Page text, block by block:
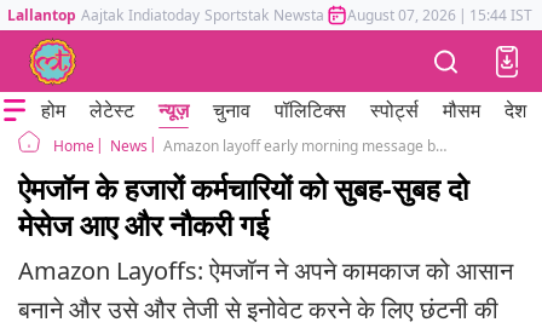
Lallantop Aajtak Indiatoday Sportstak Newstak Mumbai Tak Astrotak
August 07, 2026 | 15:44 IST
होम लेटेस्ट न्यूज़ चुनाव पॉलिटिक्स स्पोर्ट्स मौसम देश
Home News Amazon layoff early morning message before heading to the office fired 14000 employees
ऐमजॉन के हजारों कर्मचारियों को सुबह-सुबह दो
मेसेज आए और नौकरी गई
Amazon Layoffs: ऐमजॉन ने अपने कामकाज को आसान
बनाने और उसे और तेजी से इनोवेट करने के लिए छंटनी की